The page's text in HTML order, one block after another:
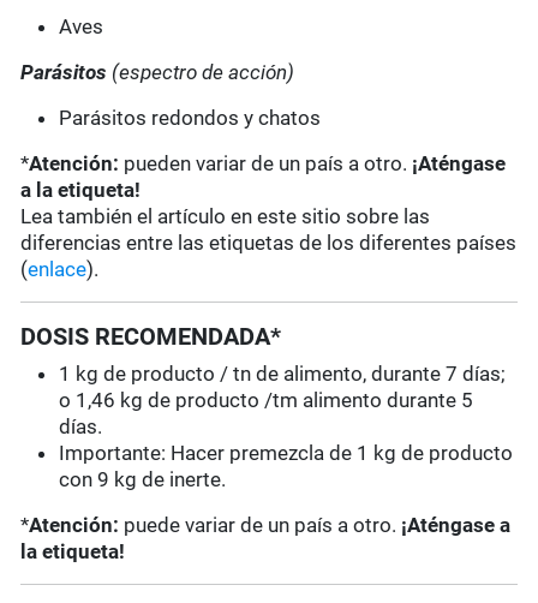
Aves
Parásitos (espectro de acción)
Parásitos redondos y chatos
*Atención: pueden variar de un país a otro. ¡Aténgase
a la etiqueta!
Lea también el artículo en este sitio sobre las
diferencias entre las etiquetas de los diferentes países
(enlace).
DOSIS RECOMENDADA*
1 kg de producto / tn de alimento, durante 7 días;
o 1,46 kg de producto /tm alimento durante 5
días.
Importante: Hacer premezcla de 1 kg de producto
con 9 kg de inerte.
*Atención: puede variar de un país a otro. ¡Aténgase a
la etiqueta!